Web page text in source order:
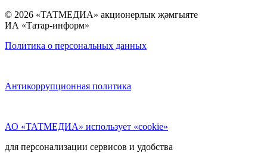
© 2026 «ТАТМЕДИА» акционерлык җәмгыяте
ИА «Татар-информ»
Политика о персональных данных
Антикоррупционная политика
АО «ТАТМЕДИА» использует «cookie»
для персонализации сервисов и удобства